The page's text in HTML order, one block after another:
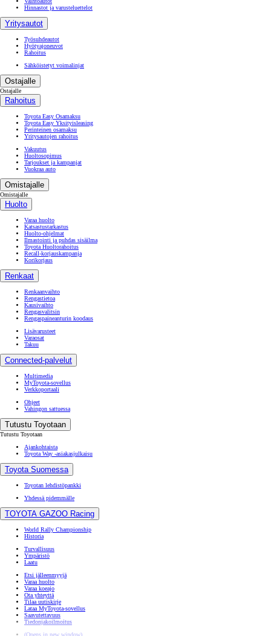
Hinnastot ja varusteluettelot
Yritysautot
Työsuhdeautot
Hyötyajoneuvot
Rahoitus
Sähköistetyt voimalinjat
Ostajalle
Ostajalle
Rahoitus
Toyota Easy Osamaksu
Toyota Easy Yksityisleasing
Perinteinen osamaksu
Yritysautojen rahoitus
Vakuutus
Huoltosopimus
Tarjoukset ja kampanjat
Vuokraa auto
Omistajalle
Omistajalle
Huolto
Varaa huolto
Katsastustarkastus
Huolto-ohjelmat
Ilmastointi ja puhdas sisäilma
Toyota Huoltorahoitus
Recall-korjauskampanja
Korikorjaus
Renkaat
Renkaanvaihto
Rengastietoa
Kausivaihto
Rengasvalitsin
Rengaspaineanturin koodaus
Lisävarusteet
Varaosat
Takuu
Connected-palvelut
Multimedia
MyToyota-sovellus
Verkkoportaali
Ohjeet
Vahingon sattuessa
Tutustu Toyotaan
Tutustu Toyotaan
Ajankohtaista
Toyota Way -asiakasjulkaisu
Toyota Suomessa
Toyotan lehdistöpankki
Yhdessä pidemmälle
TOYOTA GAZOO Racing
World Rally Championship
Historia
Turvallisuus
Ympäristö
Laatu
Etsi jälleenmyyjä
Varaa huolto
Varaa koeajo
Ota yhteyttä
Tilaa uutiskirje
Lataa MyToyota-sovellus
Saavutettavuus
Tiedonjakoilmoitus